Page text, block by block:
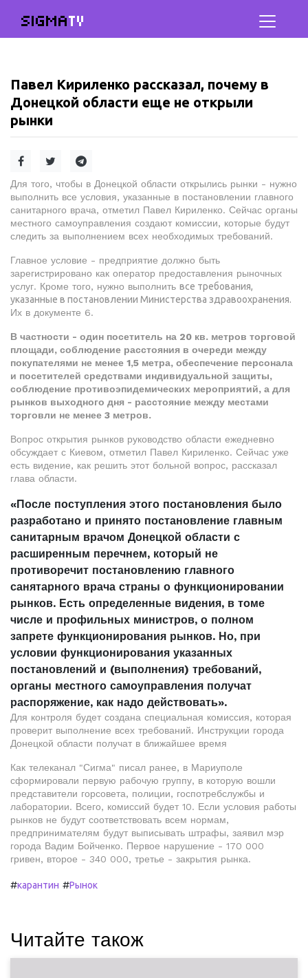
SIGMATV
Павел Кириленко рассказал, почему в
Донецкой области еще не открыли
рынки
Для того, чтобы в Донецкой области открылись рынки - нужно
выполнить все условия, указанные в постановлении главного
санитарного врача, отметил Павел Кириленко. Сейчас органы
местного самоуправления создают комиссии, которые будут
следить за выполнением всех необходимых требований.
Главное условие - предприятие должно быть
зарегистрировано как оператор предоставления рыночных
услуг. Кроме того, нужно выполнить все требования,
указанные в постановлении Министерства здравоохранения.
Их в документе 6.
В частности - один посетитель на 20 кв. метров торговой
площади, соблюдение расстояния в очереди между
покупателями не менее 1,5 метра, обеспечение персонала
и посетителей средствами индивидуальной защиты,
соблюдение противоэпидемических мероприятий, а для
рынков выходного дня - расстояние между местами
торговли не менее 3 метров.
Вопрос открытия рынков руководство области ежедневно
обсуждает с Киевом, отметил Павел Кириленко. Сейчас уже
есть видение, как решить этот больной вопрос, рассказал
глава области.
«После поступления этого постановления было
разработано и принято постановление главным
санитарным врачом Донецкой области с
расширенным перечнем, который не
противоречит постановлению главного
санятарного врача страны о функционировании
рынков. Есть определенные видения, в томе
числе и профильных министров, о полном
запрете функционирования рынков. Но, при
условии функционирования указанных
постановлений и (выполнения) требований,
органы местного самоуправления получат
распоряжение, как надо действовать».
Для контроля будет создана специальная комиссия, которая
проверит выполнение всех требований. Инструкции города
Донецкой области получат в ближайшее время
Как телеканал "Сигма" писал ранее, в Мариуполе
сформировали первую рабочую группу, в которую вошли
представители горсовета, полиции, госпотребслужбы и
лаборатории. Всего, комиссий будет 10. Если условия работы
рынков не будут соответствовать всем нормам,
предпринимателям будут выписывать штрафы, заявил мэр
города Вадим Бойченко. Первое нарушение - 170 000
гривен, второе - 340 000, третье - закрытия рынка.
#карантин #Рынок
Читайте також